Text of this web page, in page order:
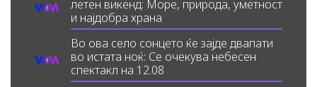
летен викенд: Море, природа, уметност
и најдобра храна
Во ова село сонцето ќе зајде двапати
во истата ноќ: Се очекува небесен
спектакл на 12.08